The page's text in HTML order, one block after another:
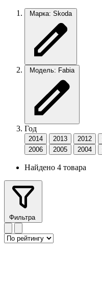
Марка: Skoda
Модель: Fabia
Год
2014 2013 2012
2006
2005 2004
Найдено 4 товара
Фильтра